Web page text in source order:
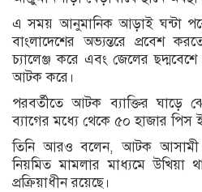
এ সময় আনুমানিক আড়াই ঘন্টা
বাংলাদেশের অভ্যন্তরে প্রবেশ
চ্যালেঞ্জ করে এবং জেলের
আটক করে।
পরবর্তীতে আটক ব্যাক্তির ঘাড়ে
ব্যাগের মধ্যে থেকে ৫০ হাজার পিস
তিনি আরও বলেন, আটক আসামী
নিয়মিত মামলার মাধ্যমে উখিয়া
প্রক্রিয়াধীন রয়েছে।